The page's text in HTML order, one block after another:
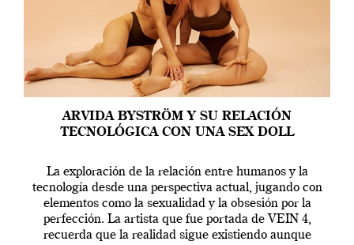
ARVIDA BYSTRÖM Y SU RELACIÓN
TECNOLÓGICA CON UNA SEX DOLL
La exploración de la relación entre humanos y la
tecnología desde una perspectiva actual, jugando con
elementos como la sexualidad y la obsesión por la
perfección. La artista que fue portada de VEIN 4,
recuerda que la realidad sigue existiendo aunque